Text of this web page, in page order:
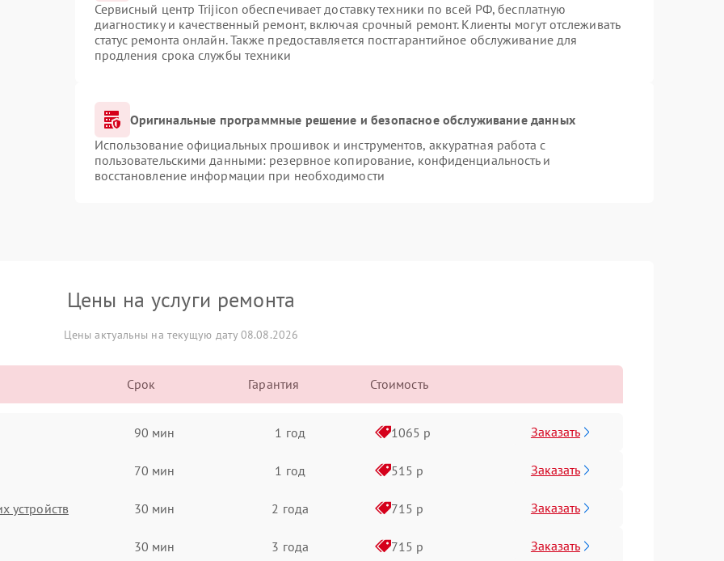
Сервисный центр Trijicon обеспечивает доставку техники по всей РФ, бесплатную
диагностику и качественный ремонт, включая срочный ремонт. Клиенты могут отслеживать
статус ремонта онлайн. Также предоставляется постгарантийное обслуживание для
продления срока службы техники
Оригинальные программные решение и безопасное обслуживание данных
Использование официальных прошивок и инструментов, аккуратная работа с
пользовательскими данными: резервное копирование, конфиденциальность и
восстановление информации при необходимости
Цены на услуги ремонта
Цены актуальны на текущую дату 08.08.2026
Срок Гарантия Стоимость
90 мин 1 год 1065 р Заказать
70 мин 1 год 515 р Заказать
устройств 30 мин 2 года 715 р Заказать
30 мин 3 года 715 р Заказать